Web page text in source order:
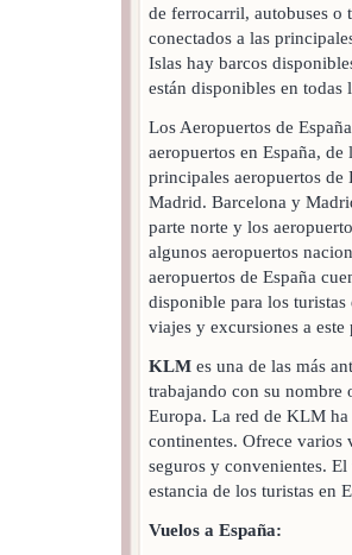
de ferrocarril, autobuses o
conectados a las
Islas hay barcos
están disponibles en todas
Los Aeropuertos de
aeropuertos en España,
principales aeropuertos de
Madrid. Barcelona y
parte norte y los
algunos aeropuertos
aeropuertos de España
disponible para los
viajes y excursiones a este
KLM es una de las más
trabajando con su nombre
Europa. La red de KLM ha
continentes. Ofrece varios
seguros y convenientes.
estancia de los turistas en
Vuelos a España: